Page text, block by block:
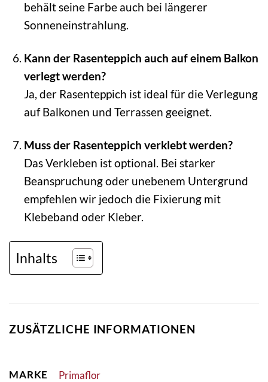
behält seine Farbe auch bei längerer
Sonneneinstrahlung.
Kann der Rasenteppich auch auf einem Balkon
verlegt werden?
Ja, der Rasenteppich ist ideal für die Verlegung
auf Balkonen und Terrassen geeignet.
Muss der Rasenteppich verklebt werden?
Das Verkleben ist optional. Bei starker
Beanspruchung oder unebenem Untergrund
empfehlen wir jedoch die Fixierung mit
Klebeband oder Kleber.
Inhalts
ZUSÄTZLICHE INFORMATIONEN
MARKE Primaflor